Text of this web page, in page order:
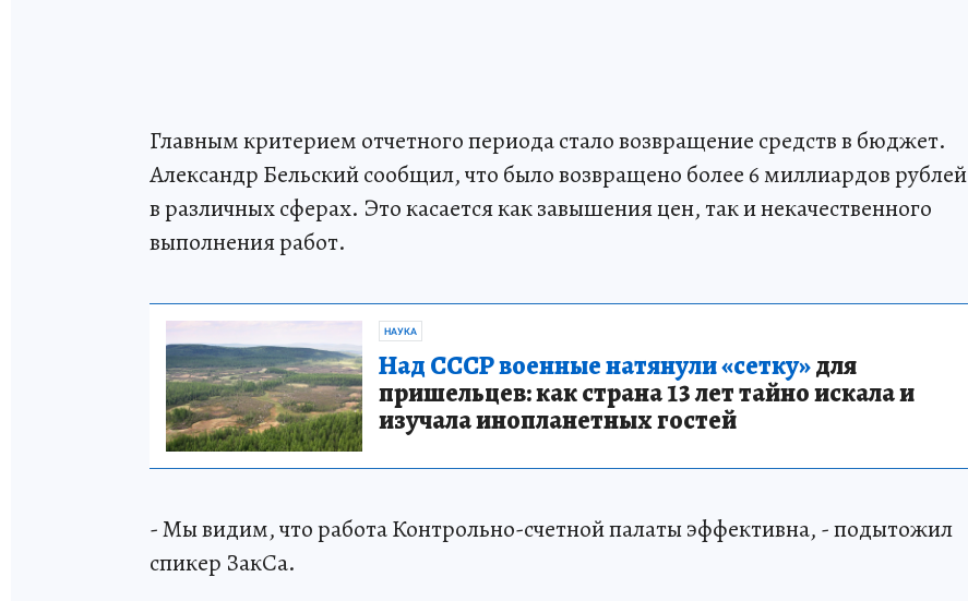
Главным критерием отчетного периода стало возвращение средств в бюджет.
Александр Бельский сообщил, что было возвращено более 6 миллиардов рублей
в различных сферах. Это касается как завышения цен, так и некачественного
выполнения работ.
НАУКА
Над СССР военные натянули «сетку»для
пришельцев: как страна 13 лет тайно искала и
изучала инопланетных гостей
- Мы видим, что работа Контрольно-счетной палаты эффективна, - подытожил
спикер ЗакСа.